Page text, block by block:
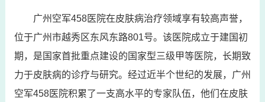
广州空军458医院在皮肤病治疗领域享有较高声誉，
位于广州市越秀区东风东路801号。该医院成立于建国初
期，是国家首批重点建设的国家型三级甲等医院，长期致
力于皮肤病的诊疗与研究。经过近半个世纪的发展，广州
空军458医院积累了一支高水平的专家队伍，他们在皮肤